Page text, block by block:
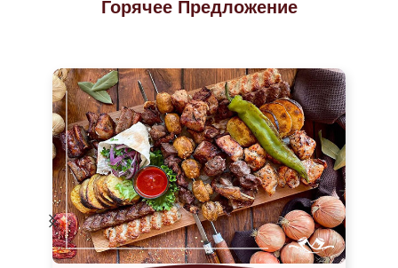
Горячее Предложение